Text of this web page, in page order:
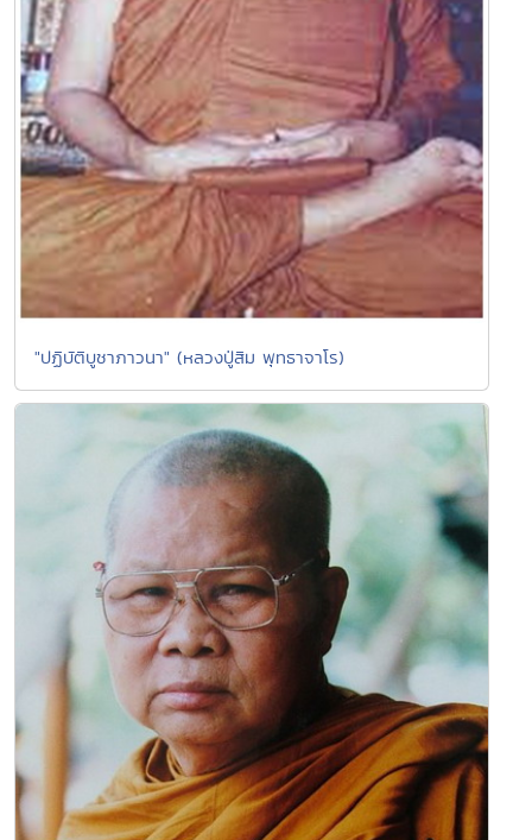
"ปฏิบัติบูชาภาวนา" (หลวงปู่สิม พุทธาจาโร)